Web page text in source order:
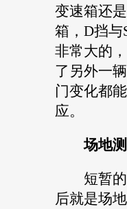
变速箱还
箱 ，D挡
非常大的
了另外一
门变化都
应。
场地
短暂的
后就是场